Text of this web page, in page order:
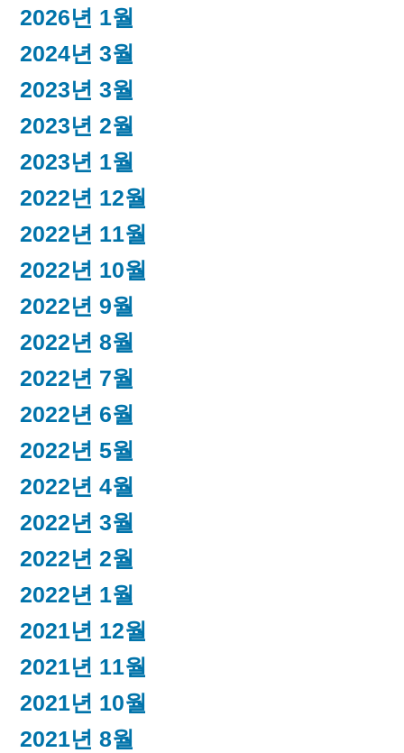
2026년 1월
2024년 3월
2023년 3월
2023년 2월
2023년 1월
2022년 12월
2022년 11월
2022년 10월
2022년 9월
2022년 8월
2022년 7월
2022년 6월
2022년 5월
2022년 4월
2022년 3월
2022년 2월
2022년 1월
2021년 12월
2021년 11월
2021년 10월
2021년 8월